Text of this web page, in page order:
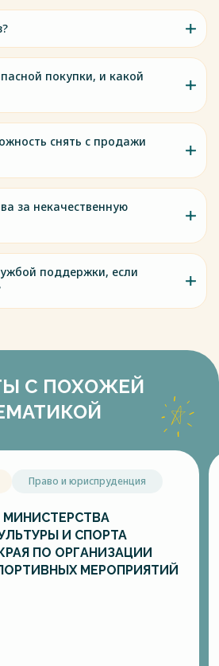
покупки, и какой
снять с продажи
за некачественную
поддержки, если
С ПОХОЖЕЙ
Право и юриспруденция
И СПОРТА
ПО ОРГАНИЗАЦИИ
МЕРОПРИЯТИЙ